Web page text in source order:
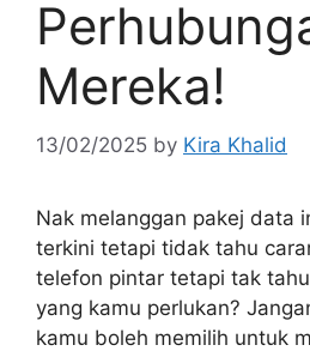
Mereka!
13/02/2025 by Kira Khalid
Nak melanggan pakej data
terkini tetapi tidak tahu
telefon pintar tetapi tak
yang kamu perlukan?
kamu boleh memilih untuk